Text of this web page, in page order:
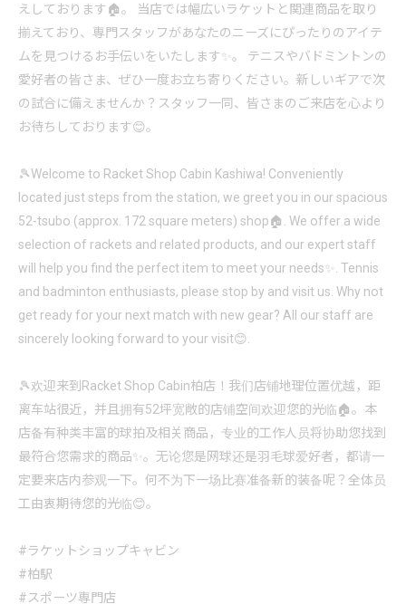
えしております🏠。 当店では幅広いラケットと関連商品を取り
揃えており、専門スタッフがあなたのニーズにぴったりのアイテ
ムを見つけるお手伝いをいたします✨。 テニスやバドミントンの
愛好者の皆さま、ぜひ一度お立ち寄りください。新しいギアで次
の試合に備えませんか？スタッフ一同、皆さまのご来店を心より
お待ちしております😊。
🎾Welcome to Racket Shop Cabin Kashiwa! Conveniently
located just steps from the station, we greet you in our spacious
52-tsubo (approx. 172 square meters) shop🏠. We offer a wide
selection of rackets and related products, and our expert staff
will help you find the perfect item to meet your needs✨. Tennis
and badminton enthusiasts, please stop by and visit us. Why not
get ready for your next match with new gear? All our staff are
sincerely looking forward to your visit😊.
🎾欢迎来到Racket Shop Cabin柏店！我们店铺地理位置优越，距
离车站很近，并且拥有52坪宽敞的店铺空间欢迎您的光临🏠。本
店备有种类丰富的球拍及相关商品，专业的工作人员将协助您找到
最符合您需求的商品✨。无论您是网球还是羽毛球爱好者，都请一
定要来店内参观一下。何不为下一场比赛准备新的装备呢？全体员
工由衷期待您的光临😊。
#ラケットショップキャビン
#柏駅
#スポーツ専門店